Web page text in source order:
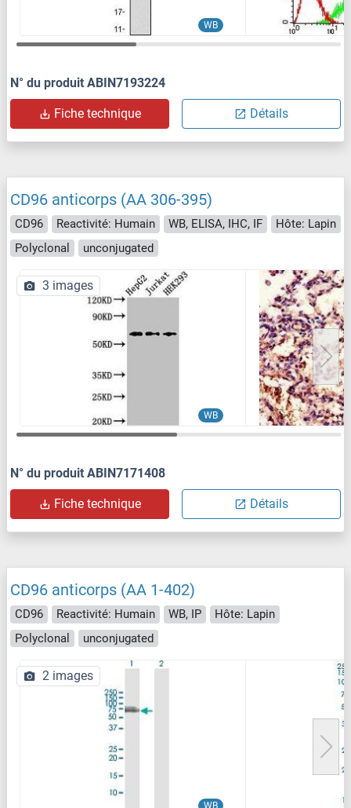
WB
N° du produit ABIN7193224
Fiche technique Détails
CD96 anticorps (AA 306-395)
CD96 Reactivité: Humain WB, ELISA, IHC, IF
Hôte: Lapin
Polyclonal
unconjugated
WB
3 images
N° du produit ABIN7171408
Fiche technique Détails
CD96 anticorps (AA 1-402)
CD96 Reactivité: Humain WB, IP
Hôte: Lapin
Polyclonal
unconjugated
2 images